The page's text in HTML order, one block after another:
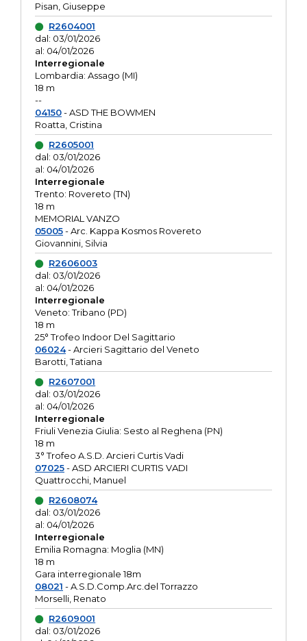
Pisan, Giuseppe
R2604001
dal: 03/01/2026
al: 04/01/2026
Interregionale
Lombardia: Assago (MI)
18 m
--
04150- ASD THE BOWMEN
Roatta, Cristina
R2605001
dal: 03/01/2026
al: 04/01/2026
Interregionale
Trento: Rovereto (TN)
18 m
MEMORIAL VANZO
05005- Arc. Kappa Kosmos Rovereto
Giovannini, Silvia
R2606003
dal: 03/01/2026
al: 04/01/2026
Interregionale
Veneto: Tribano (PD)
18 m
25° Trofeo Indoor Del Sagittario
06024- Arcieri Sagittario del Veneto
Barotti, Tatiana
R2607001
dal: 03/01/2026
al: 04/01/2026
Interregionale
Friuli Venezia Giulia: Sesto al Reghena (PN)
18 m
3° Trofeo A.S.D. Arcieri Curtis Vadi
07025- ASD ARCIERI CURTIS VADI
Quattrocchi, Manuel
R2608074
dal: 03/01/2026
al: 04/01/2026
Interregionale
Emilia Romagna: Moglia (MN)
18 m
Gara interregionale 18m
08021 - A.S.D.Comp.Arc.del Torrazzo
Morselli, Renato
R2609001
dal: 03/01/2026